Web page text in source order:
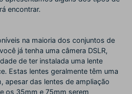
encontrar.
na maioria dos conjuntos de
já tenha uma câmera DSLR,
de ter instalada uma lente
Estas lentes geralmente têm uma
apesar das lentes de ampliação
os 35mm e 75mm serem